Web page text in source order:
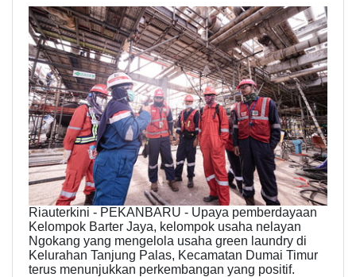
Riauterkini - PEKANBARU - Upaya pemberdayaan
Kelompok Barter Jaya, kelompok usaha nelayan
Ngokang yang mengelola usaha green laundry di
Kelurahan Tanjung Palas, Kecamatan Dumai Timur
terus menunjukkan perkembangan yang positif.